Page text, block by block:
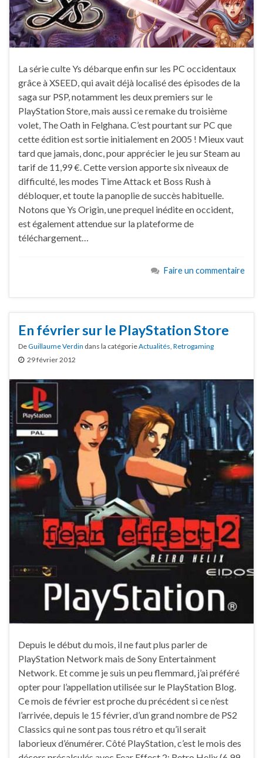
La série culte Ys débarque enfin sur les PC occidentaux
grâce à XSEED, qui avait déjà localisé des épisodes de la
saga sur PSP, notamment les deux premiers sur le
PlayStation Store, mais aussi ce remake du troisième
volet, The Oath in Felghana. C’est pourtant sur PC que
cette édition est sortie initialement en 2005 ! Mieux vaut
tard que jamais, donc, pour apprécier le jeu sur Steam au
tarif de 11,99 €. Cette version apporte six niveaux de
difficulté, les modes Time Attack et Boss Rush à
débloquer, et toute la panoplie de succès habituelle.
Notons que Ys Origin, une prequel inédite en occident,
est également attendue sur la plateforme de
téléchargement…
Faire un commentaire
En février sur le PlayStation Store
DeGuillaume Verdin dans la catégorieActualités Retrogaming
29 février 2012
Depuis le début du mois, il ne faut plus parler de
PlayStation Network mais de Sony Entertainment
Network. Et comme je suis un peu flemmard, j’ai préféré
opter pour l’appellation utilisée sur le PlayStation Blog.
Ce mois de février est proche du précédent si ce n’est
l’arrivée, depuis le 15 février, d’un grand nombre de PS2
Classics qui ne sont pas tous rétro et qu’il serait
laborieux d’énumérer. Côté PlayStation, c’est le mois des